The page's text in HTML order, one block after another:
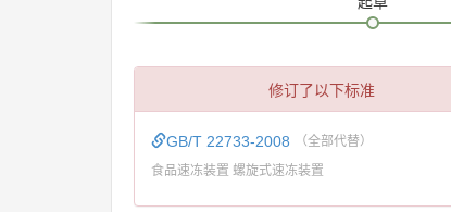
修订了以下标准
GB/T 22733-2008 （全部代替）
食品速冻装置 螺旋式速冻装置